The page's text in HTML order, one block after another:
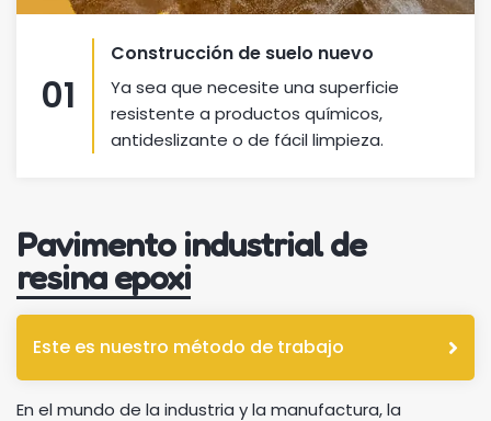
01
Construcción de suelo nuevo
Ya sea que necesite una superficie
resistente a productos químicos,
antideslizante o de fácil limpieza.
Pavimento industrial de
resina epoxi
Este es nuestro método de trabajo
En el mundo de la industria y la manufactura, la